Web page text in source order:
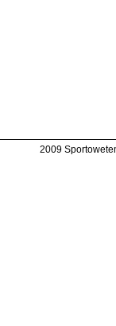
2009